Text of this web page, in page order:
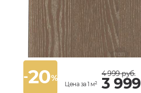
-20%
Цена за 1 м²
4 999руб.
3 999